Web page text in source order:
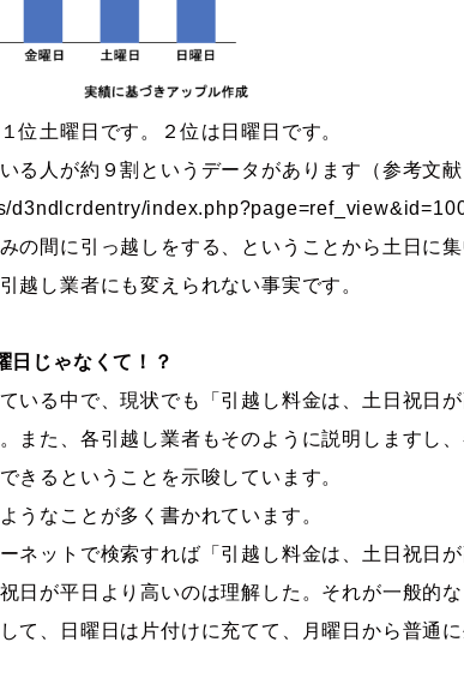
位土曜日です。２位は日曜日です。
る人が約９割というデータがあります（参考文献
の間に引っ越しをする、ということから土日に集
越し業者にも変えられない事実です。
日じゃなくて！？
いる中で、現状でも「引越し料金は、土日祝日
また、各引越し業者もそのように説明しますし
きるということを示唆しています。
うなことが多く書かれています。
ネットで検索すれば「引越し料金は、土日祝日
日が平日より高いのは理解した。それが一般的
て、日曜日は片付けに充てて、月曜日から普通